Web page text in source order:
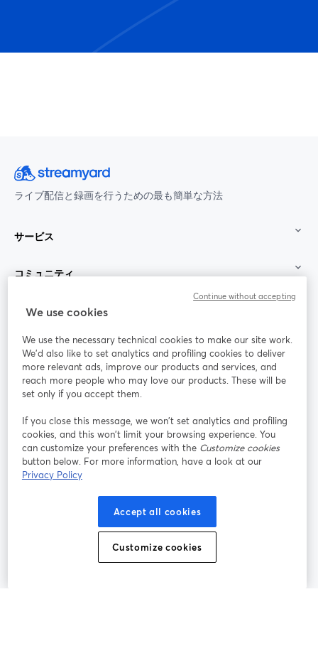
ライブ配信と録画を行うための最も簡単な方法
サービス
コミュニティ
StreamYard：
参加する
ライ
ンセ
ミナ
ー
Facebook
新しいタブで開く(Twitter)
YouTube
Instagram
新しいタブで開く
LinkedIn
新しいタブで開く
新しいタブで開く
プラットフォーム利用規約
個人情報保護方針 クッキーポリシー
We use cookies
We use the necessary technical cookies to make our site work.
We'd also like to set analytics and profiling cookies to deliver
more relevant ads, improve our products and services, and
reach more people who may love our products. These will be
set only if you accept them.
If you close this message, we won’t set analytics and profiling
cookies, and this won’t limit your browsing experience. You
can customize your preferences with the Customize cookies
button below. For more information, have a look at our
Privacy Policy
Accept all cookies
Customize cookies
Continue without accepting